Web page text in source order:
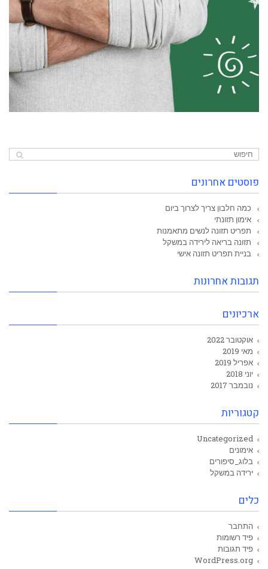
פוסטים אחרונים
כמה חלבון צריך לצרוך ביום
אימון תזונתי
תפריט תזונה לנשים מתאמנות
תזונה בריאה לירידה במשקל
בניית תפריט תזונה אישי
תגובות אחרונות
ארכיונים
אוקטובר 2022
מאי 2019
אפריל 2019
יוני 2018
נובמבר 2017
קטגוריות
Uncategorized
אימונים
בלוג_סיפורים
ירידה במשקל
כלים
התחבר
פיד רשומות
פיד תגובות
WordPress.org